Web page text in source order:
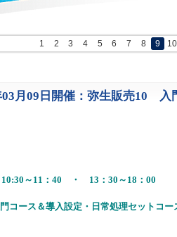
1 2 3 4 5 6 7 8 9 10
03月09日開催：弥生販売10
～11：40 ・ 13：30～18：00
コース＆導入設定・日常処理セットコー